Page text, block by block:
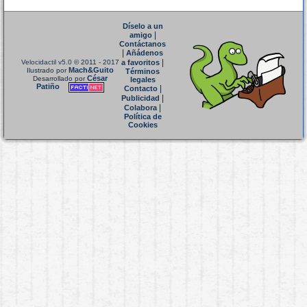
Velocidactil v5.0 © 2011 - 2017
Ilustrado porMach&Guito
Desarrollado porCésar
Patiño
Díselo a un
amigo|
Contáctanos
Añádenos
a favoritos
Términos
legales
Contacto|
Publicidad
Colabora|
Política de
Cookies